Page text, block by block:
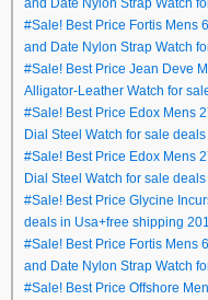
and Date Nylon Strap Watch
#Sale! Best Price Fortis Mens
and Date Nylon Strap Watch
#Sale! Best Price Jean Deve
Alligator-Leather Watch for
#Sale! Best Price Edox Mens
Dial Steel Watch for sale
#Sale! Best Price Edox Mens
Dial Steel Watch for sale
#Sale! Best Price Glycine
deals in Usa+free shipping
#Sale! Best Price Fortis Mens
and Date Nylon Strap Watch
#Sale! Best Price Offshore